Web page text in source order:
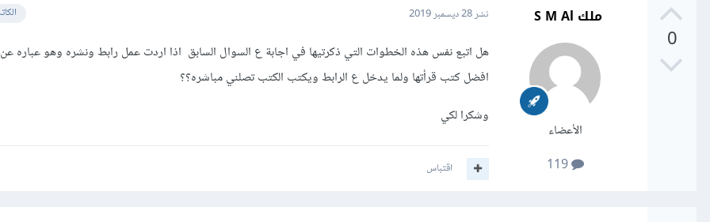
0
ملك S M Al
الأعضاء
119
نشر28 ديسمبر 2019
هل اتبع نفس هذه الخطوات التي ذكرتيها في اجابة ع السوال السابق اذا اردت عمل رابط ونشره وهو عباره
افضل كتب قرأتها ولما يدخل ع الرابط ويكتب الكتب تصلني مباشره؟؟
وشكرا لكي
اقتباس